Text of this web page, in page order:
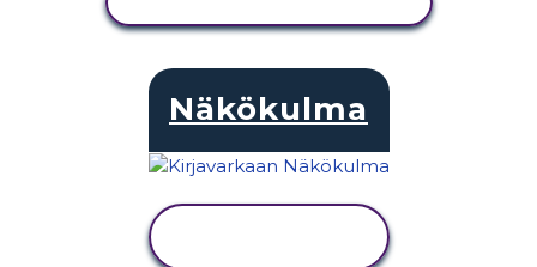
Näkökulma